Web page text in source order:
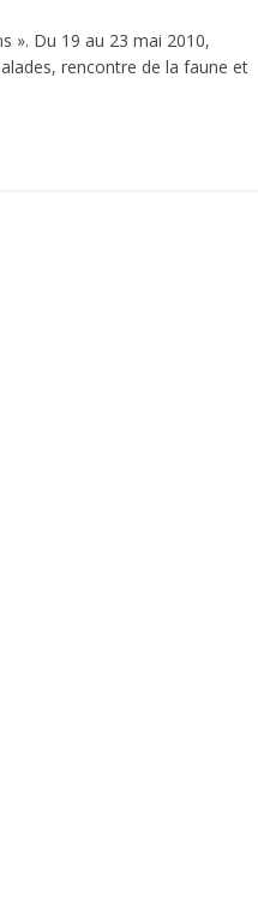
». Du 19 au 23 mai 2010,
rencontre de la faune et